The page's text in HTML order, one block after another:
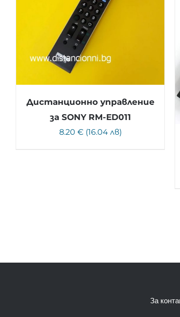
Дистанционно управление
за SONY RM-ED011
8.20 € (16.04 лв)
За